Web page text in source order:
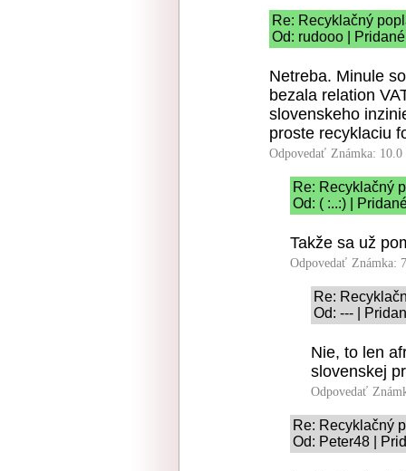
Re: Recyklačný
Od: rudooo |
Netreba. Minule
bezala relation
slovenskeho
proste recyklaciu
Odpovedať Známka: 10.0
Re: Recyklačný
Od: ( :..:) |
Takže sa už
Odpovedať Známka:
Re:
Od: --- |
Nie, to len
slovenskej
Odpovedať
Re: Recyklačný
Od: Peter48 |